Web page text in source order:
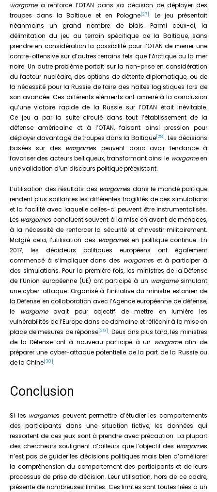
wargamea renforcé l’OTAN dans sa décision de déployer des
troupes dans la Baltique et en Pologne[27] . Le jeu présentait
néanmoins un grand nombre de biais. Parmi ceux-ci, la
délimitation du jeu au terrain spécifique de la Baltique, sans
prendre en considération la possibilité pour l’OTAN de mener une
contre-offensive sur d’autres terrains tels que l’Arctique ou la mer
noire. Un autre problème portait sur la non-prise en considération
du facteur nucléaire, des options de détente diplomatique, ou de
la nécessité pour la Russie de faire des haltes logistiques lors de
son avancée. Ces différents éléments ont amené à la conclusion
qu’une victoire rapide de la Russie sur l’OTAN était inévitable.
Ce jeu a par la suite circulé dans tout l’établissement de la
défense américaine et à l’OTAN, faisant ainsi pression pour
déployer davantage de troupes dans la Baltique[28] . Les décisions
basées sur des wargames peuvent donc avoir tendance à
favoriser des acteurs belliqueux, transformant ainsi le wargameen
une validation d’un discours politique préexistant.
L’utilisation des résultats des wargames dans le monde politique
rendent plus saillantes les différentes fragilités de ces simulations
et la facilité avec laquelle celles-ci peuvent être instrumentalisés.
Les wargames concluent souvent à la mise en avant de menaces,
à la nécessité de renforcer la sécurité et d’investir militairement.
Malgré cela, l’utilisation des wargames en politique continue. En
2017, les décideurs politiques européens ont également
commencé à s’impliquer dans des wargames et à participer à
des simulations. Pour la première fois, les ministres de la Défense
de l’Union européenne (UE) ont participé à un wargamesimulant
une cyber-attaque. Organisé à l’initiative du ministre estonien de
la Défense en collaboration avec l’Agence européenne de défense,
le wargameavait pour objectif de mettre en lumière les
vulnérabilités de l’Europe dans ce domaine et réfléchir à la mise en
place de mesures de réponse[29] . Deux ans plus tard, les ministres
de la Défense ont à nouveau participé à un wargameafin de
préparer une cyber-attaque potentielle de la part de la Russie ou
de la Chine[30] .
Conclusion
Si les wargames peuvent permettre d’étudier les comportements
des participants dans une situation fictive, les données qui
ressortent de ces jeux sont à prendre avec précaution. La plupart
des chercheurs soulignent d’ailleurs que l’objectif des wargames
n’est pas de guider les décisions politiques mais bien d’améliorer
la compréhension du comportement des participants et de leurs
processus de prise de décision. Leur utilisation, hors de ce cadre,
présente de nombreuses limites. Ces limites sont toutes liées à un